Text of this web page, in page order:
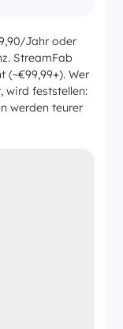
Jahr oder
StreamFab
Wer
wird feststellen:
werden teurer